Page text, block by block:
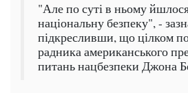
"Але по суті в ньому
національну безпеку", -
підкресливши, що цілком
радника американського
питань нацбезпеки Джона